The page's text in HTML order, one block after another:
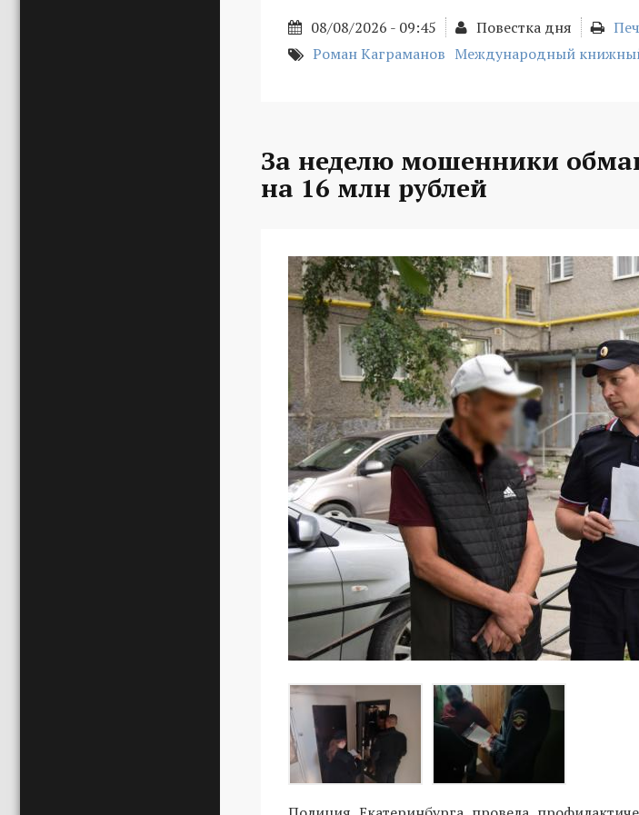
08/08/2026 - 09:45 Повестка дня
Роман Каграманов Международный книжный
За неделю мошенники
на 16 млн рублей